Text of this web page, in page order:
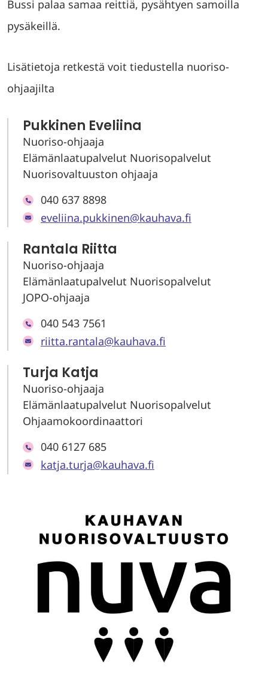
Bussi palaa samaa reittiä, pysähtyen samoilla
pysäkeillä.
Lisätietoja retkestä voit tiedustella nuoriso-
ohjaajilta
Pukkinen Eveliina
Nuoriso-ohjaaja
Elämänlaatupalvelut Nuorisopalvelut
Nuorisovaltuuston ohjaaja
040 637 8898
eveliina.pukkinen@kauhava.fi
Rantala Riitta
Nuoriso-ohjaaja
Elämänlaatupalvelut Nuorisopalvelut
JOPO-ohjaaja
040 543 7561
riitta.rantala@kauhava.fi
Turja Katja
Nuoriso-ohjaaja
Elämänlaatupalvelut Nuorisopalvelut
Ohjaamokoordinaattori
040 6127 685
katja.turja@kauhava.fi